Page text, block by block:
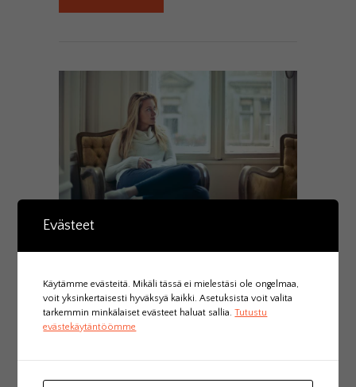
MUUTOSTA
Tänään törmäsin moneen tyypilliseen muutokseen
liittyvään tunteeseen ja ajatukseen. Muutin työhuoneeni
Evästeet
Käytämme evästeitä. Mikäli tässä ei mielestäsi ole ongelmaa,
voit yksinkertaisesti hyväksyä kaikki. Asetuksista voit valita
tarkemmin minkälaiset evästeet haluat sallia.Tutustu
evästekäytäntöömme